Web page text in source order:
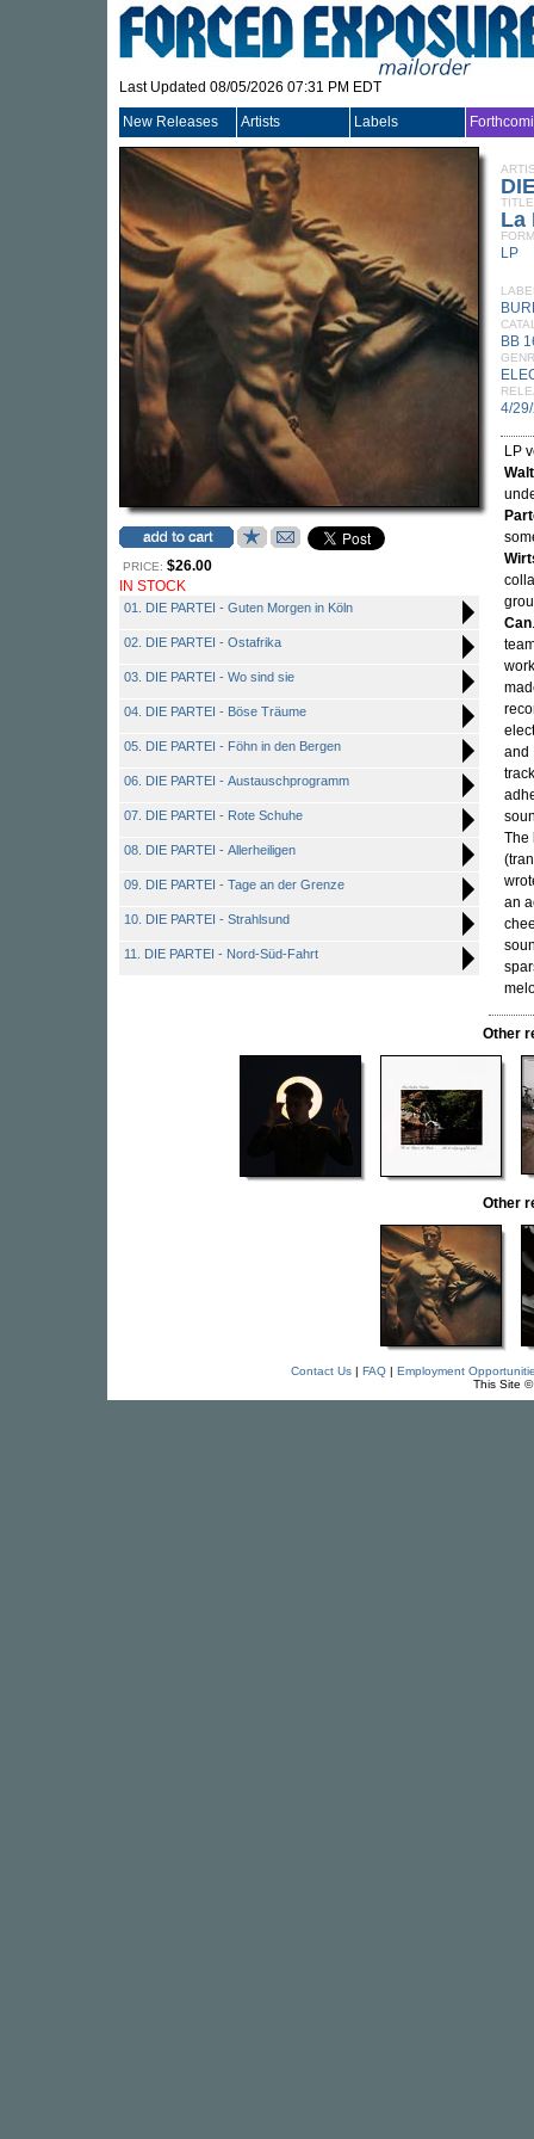
Last Updated 08/05/2026 07:31 PM EDT
New Releases Artists Labels
PRICE: $26.00
IN STOCK
01. DIE PARTEI - Guten Morgen in Köln
02. DIE PARTEI - Ostafrika
03. DIE PARTEI - Wo sind sie
04. DIE PARTEI - Böse Träume
05. DIE PARTEI - Föhn in den Bergen
06. DIE PARTEI - Austauschprogramm
07. DIE PARTEI - Rote Schuhe
08. DIE PARTEI - Allerheiligen
09. DIE PARTEI - Tage an der Grenze
10. DIE PARTEI - Strahlsund
11. DIE PARTEI - Nord-Süd-Fahrt
TITLE
La
LP
BB
4/
LP
Can
and
The
an
Other
Other
Contact Us| FAQ| Employment
This Site